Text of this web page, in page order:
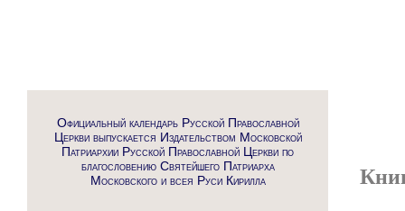
Официальный календарь Русской Православной
Церкви выпускается Издательством Московской
Патриархии Русской Православной Церкви по
благословению Святейшего Патриарха
Московского и всея Руси Кирилла